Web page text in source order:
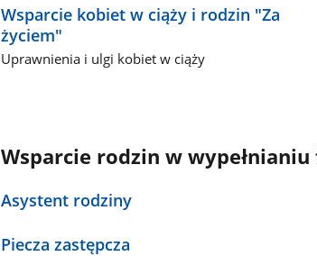
Wsparcie kobiet w ciąży i rodzin "Za
życiem"
Uprawnienia i ulgi kobiet w ciąży
Wsparcie rodzin w
Asystent rodziny
Piecza zastępcza